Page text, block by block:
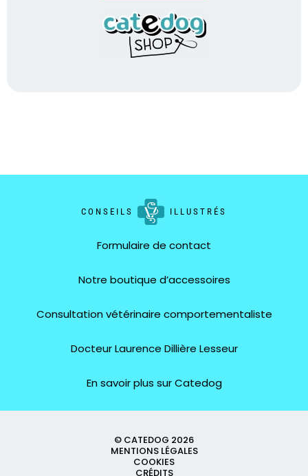
CONSEILS ILLUSTRÉS
Formulaire de contact
Notre boutique d’accessoires
Consultation vétérinaire comportementaliste
Docteur Laurence Dillière Lesseur
En savoir plus sur Catedog
© CATEDOG 2026
MENTIONS LÉGALES
COOKIES
CRÉDITS